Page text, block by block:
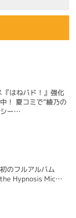
はねバド！』強化
！ 夏コミで“綾乃の
ー…
のフルアルバム
the Hypnosis Mic…